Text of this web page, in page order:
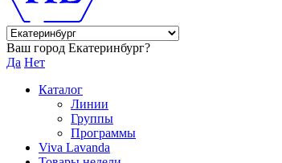
Ваш город Екатеринбург?
Да Нет
Каталог
Линии
Группы
Программы
Viva Lavanda